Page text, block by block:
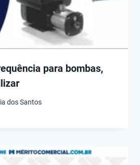
para bombas,
dos Santos